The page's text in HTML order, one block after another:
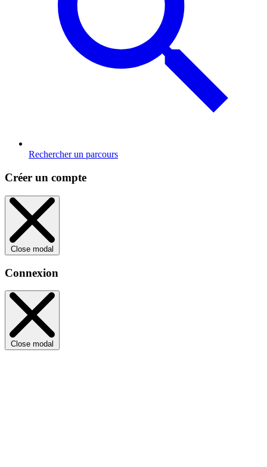
Rechercher un parcours
Créer un compte
Close modal
Connexion
Close modal